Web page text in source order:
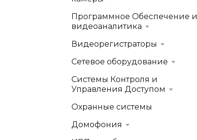
Программное Обеспечение и
видеоаналитика
Видеорегистраторы
Сетевое оборудование
Системы Контроля и
Управления Доступом
Охранные системы
Домофония